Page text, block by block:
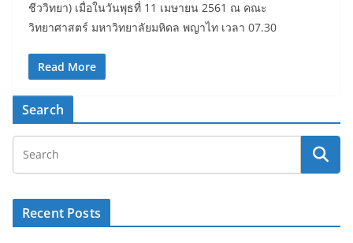
ชีววิทยา) เมื่อในวันพุธที่ 11 เมษายน 2561 ณ คณะ
วิทยาศาสตร์ มหาวิทยาลัยมหิดล พญาไท เวลา 07.30
Read More
Search
Recent Posts